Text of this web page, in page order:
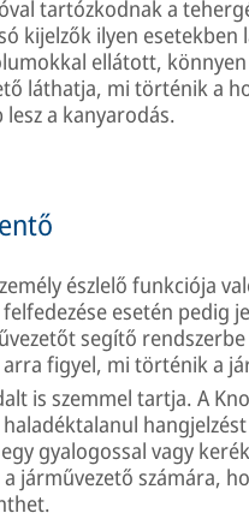
tartózkodnak a
kijelzők ilyen
ellátott,
láthatja, mi történik a
a kanyarodás.
észlelő funkciója
esetén pedig
segítő
figyel, mi történik a
is szemmel tartja. A
gyalogossal vagy
járművezető számára,